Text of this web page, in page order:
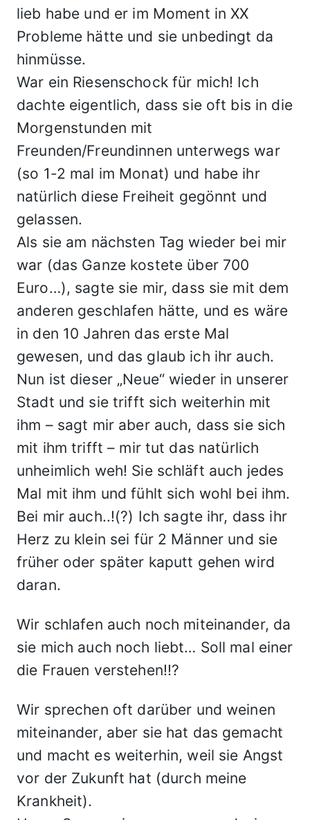
lieb habe und er im Moment in XX
Probleme hätte und sie unbedingt da
hinmüsse.
War ein Riesenschock für mich! Ich
dachte eigentlich, dass sie oft bis in die
Morgenstunden mit
Freunden/Freundinnen unterwegs war
(so 1-2 mal im Monat) und habe ihr
natürlich diese Freiheit gegönnt und
gelassen.
Als sie am nächsten Tag wieder bei mir
war (das Ganze kostete über 700
Euro…), sagte sie mir, dass sie mit dem
anderen geschlafen hätte, und es wäre
in den 10 Jahren das erste Mal
gewesen, und das glaub ich ihr auch.
Nun ist dieser „Neue“ wieder in unserer
Stadt und sie trifft sich weiterhin mit
ihm – sagt mir aber auch, dass sie sich
mit ihm trifft – mir tut das natürlich
unheimlich weh! Sie schläft auch jedes
Mal mit ihm und fühlt sich wohl bei ihm.
Bei mir auch..!(?) Ich sagte ihr, dass ihr
Herz zu klein sei für 2 Männer und sie
früher oder später kaputt gehen wird
daran.
Wir schlafen auch noch miteinander, da
sie mich auch noch liebt… Soll mal einer
die Frauen verstehen!!?
Wir sprechen oft darüber und weinen
miteinander, aber sie hat das gemacht
und macht es weiterhin, weil sie Angst
vor der Zukunft hat (durch meine
Krankheit).